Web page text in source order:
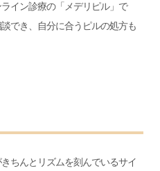
イン診療の「 メデリピル」で
でき、自分に合うピルの処方も
ちんとリズムを刻んでいるサイ